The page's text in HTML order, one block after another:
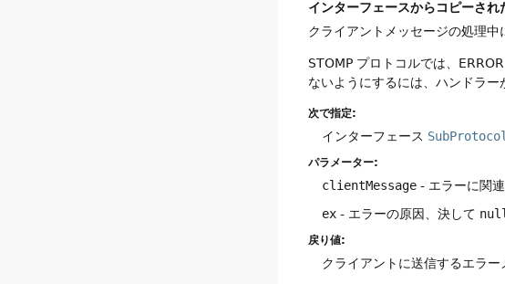
インターフェースからコピーされ
クライアントメッセージの処理
STOMP プロトコルでは、
ないようにするには、ハンドラー
次で指定:
インターフェース
パラメーター:
clientMessage- エラーに関
ex- エラーの原因、決して null
戻り値:
クライアントに送信するエラー